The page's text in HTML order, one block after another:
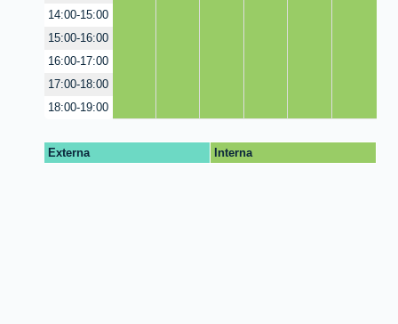
14:00-15:00
15:00-16:00
16:00-17:00
17:00-18:00
18:00-19:00
Externa Interna